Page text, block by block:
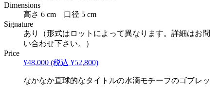
Dimensions
高さ 6 cm 口径 5 cm
Signature
あり（形式はロットによって異なります。詳細はお問
い合わせ下さい。）
Price
¥48,000 (税込 ¥52,800)
なかなか直球的なタイトルの水滴モチーフのゴブレッ